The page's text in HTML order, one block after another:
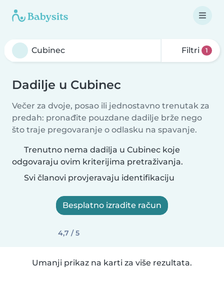
Filtri 1
Dadilje u Cubinec
Večer za dvoje, posao ili jednostavno trenutak za
predah: pronađite pouzdane dadilje brže nego
što traje pregovaranje o odlasku na spavanje.
Trenutno nema dadilja u Cubinec koje
odgovaraju ovim kriterijima pretraživanja.
Svi članovi provjeravaju identifikaciju
Besplatno izradite račun
4,7 / 5
Umanji prikaz na karti za više rezultata.